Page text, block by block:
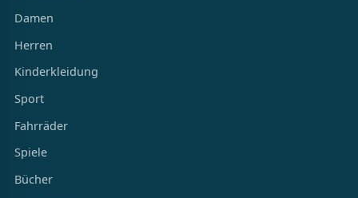
Damen
Herren
Kinderkleidung
Sport
Fahrräder
Spiele
Bücher